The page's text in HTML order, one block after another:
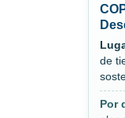
de
Por